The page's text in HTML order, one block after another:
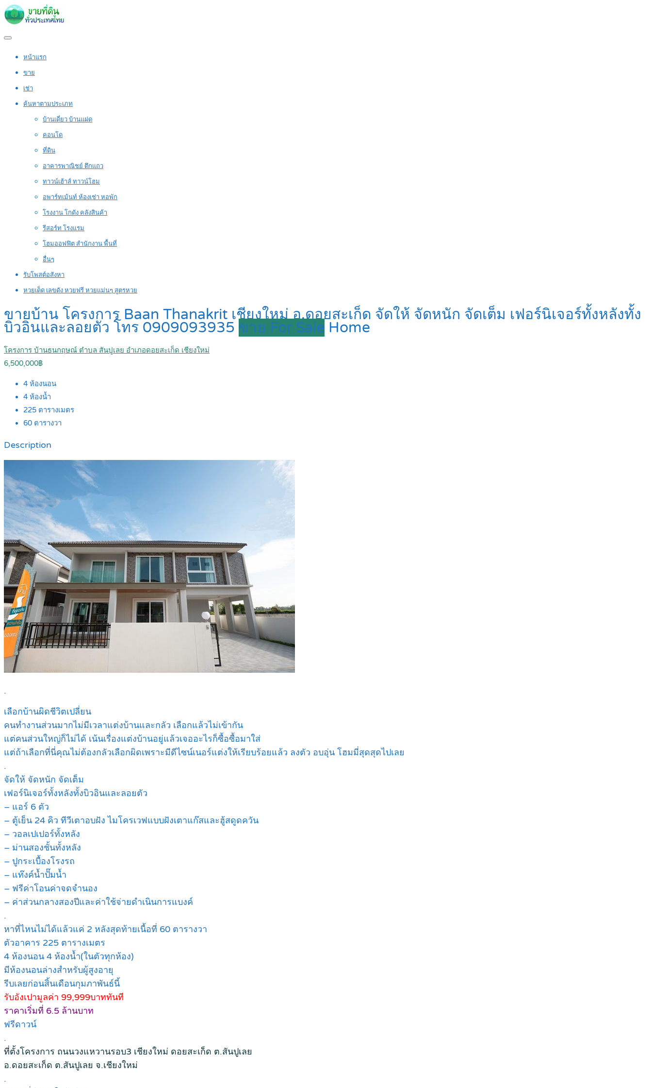
หน้าแรก
ขาย
เช่า
ค้นหาตามประเภท
บ้านเดี่ยว บ้านแฝด
คอนโด
ที่ดิน
อาคารพาณิชย์ ตึกแถว
ทาวน์เฮ้าส์ ทาวน์โฮม
อพาร์ทเม้นท์ ห้องเช่า หอพัก
โรงงาน โกดัง คลังสินค้า
รีสอร์ท โรงแรม
โฮมออฟฟิต สำนักงาน พื้นที่
อื่นๆ
รับโพสต์อสังหา
หวยเด็ด เลขดัง หวยฟรี หวยแม่นๆ สูตรหวย
ขายบ้าน โครงการ Baan Thanakrit เชียงใหม่ อ.ดอยสะเก็ด จัดให้ จัดหนัก จัดเต็ม เฟอร์นิเจอร์ทั้งหลังทั้ง
บิวอินและลอยตัว โทร 0909093935 ขาย For Sale Home
โครงการ บ้านธนกฤษณ์ ตำบล สันปูเลย อำเภอดอยสะเก็ด เชียงใหม่
6,500,000฿
4 ห้องนอน
4 ห้องน้ำ
225 ตารางเมตร
60 ตารางวา
Description
.
เลือกบ้านผิดชีวิตเปลี่ยน
คนทำงานส่วนมากไม่มีเวลาแต่งบ้านและกลัว เลือกแล้วไม่เข้ากัน
แต่คนส่วนใหญ่ก็ไม่ได้ เน้นเรื่องแต่งบ้านอยู่แล้วเจออะไรก็ซื้อซื้อมาใส่
แต่ถ้าเลือกที่นี่คุณไม่ต้องกลัวเลือกผิดเพราะมีดีไซน์เนอร์แต่งให้เรียบร้อยแล้ว ลงตัว อบอุ่น โฮมมี่สุดสุดไปเลย
.
จัดให้ จัดหนัก จัดเต็ม
เฟอร์นิเจอร์ทั้งหลังทั้งบิวอินและลอยตัว
– แอร์ 6 ตัว
– ตู้เย็น 24 คิว ทีวีเตาอบฝัง ไมโครเวฟแบบฝังเตาแก๊สและฮู้สดูดควัน
– วอลเปเปอร์ทั้งหลัง
– ม่านสองชั้นทั้งหลัง
– ปูกระเบื้องโรงรถ
– แท๊งค์น้ำปั๊มน้ำ
– ฟรีค่าโอนค่าจดจำนอง
– ค่าส่วนกลางสองปีและค่าใช้จ่ายดำเนินการแบงค์
.
หาที่ไหนไม่ได้แล้วแค่ 2 หลังสุดท้ายเนื้อที่ 60 ตารางวา
ตัวอาคาร 225 ตารางเมตร
4 ห้องนอน 4 ห้องน้ำ(ในตัวทุกห้อง)
มีห้องนอนล่างสำหรับผู้สูงอายุ
รีบเลยก่อนสิ้นเดือนกุมภาพันธ์นี้
รับอังเปามูลค่า 99,999บาททันที
ราคาเริ่มที่ 6.5 ล้านบาท
ฟรีดาวน์
.
ที่ตั้งโครงการ ถนนวงแหวานรอบ3 เชียงใหม่ ดอยสะเก็ด ต.สันปูเลย
อ.ดอยสะเก็ด ต.สันปูเลย จ.เชียงใหม่
.